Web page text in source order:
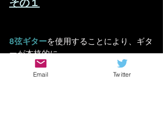
その１
8弦ギターを使用することにより、ギタ
ーが本格的に
ベースの音域
を埋めるようになりまし
Email Twitter